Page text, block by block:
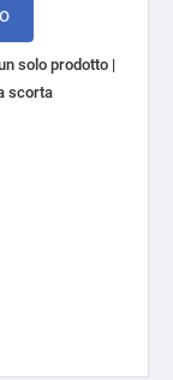
solo prodotto |
scorta